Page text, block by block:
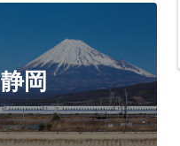
静岡